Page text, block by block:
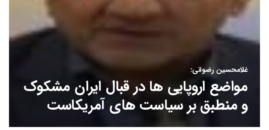
غلامحسین رضوانی:
مواضع اروپایی ها در قبال ایران مشکوک
و منطبق بر سیاست های آمریکاست